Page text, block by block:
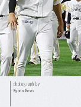
photograph by
Kyodo News